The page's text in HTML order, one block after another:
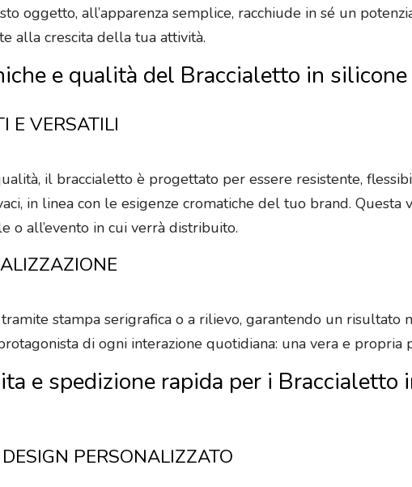
oggetto, all’apparenza semplice, racchiude in sé un
alla crescita della tua attività.
e qualità del Braccialetto in
E VERSATILI
il braccialetto è progettato per essere resistente,
in linea con le esigenze cromatiche del tuo brand.
o all’evento in cui verrà distribuito.
stampa serigrafica o a rilievo, garantendo un
di ogni interazione quotidiana: una vera e propria
e spedizione rapida per i
PERSONALIZZATO